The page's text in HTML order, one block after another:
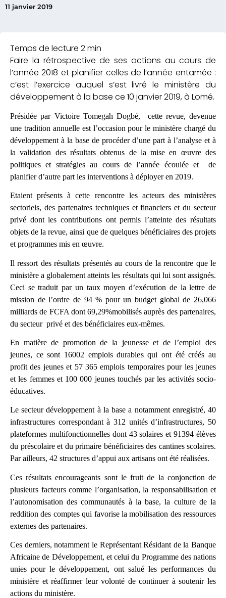
11 janvier 2019
Faire la rétrospective de ses actions au cours de
l’année 2018 et planifier celles de l’année entamée :
c’est l’exercice auquel s’est livré le ministère du
développement à la base ce 10 janvier 2019, à Lomé.
Présidée par Victoire Tomegah Dogbé, cette revue, devenue
une tradition annuelle est l’occasion pour le ministère chargé du
développement à la base de procéder d’une part à l’analyse et à
la validation des résultats obtenus de la mise en œuvre des
politiques et stratégies au cours de l’année écoulée et de
planifier d’autre part les interventions à déployer en 2019.
Etaient présents à cette rencontre les acteurs des ministères
sectoriels, des partenaires techniques et financiers et du secteur
privé dont les contributions ont permis l’atteinte des résultats
objets de la revue, ainsi que de quelques bénéficiaires des projets
et programmes mis en œuvre.
Il ressort des résultats présentés au cours de la rencontre que le
ministère a globalement atteints les résultats qui lui sont assignés.
Ceci se traduit par un taux moyen d’exécution de la lettre de
mission de l’ordre de 94 % pour un budget global de 26,066
milliards de FCFA dont 69,29%mobilisés auprès des partenaires,
du secteur privé et des bénéficiaires eux-mêmes.
En matière de promotion de la jeunesse et de l’emploi des
jeunes, ce sont 16002 emplois durables qui ont été créés au
profit des jeunes et 57 365 emplois temporaires pour les jeunes
et les femmes et 100 000 jeunes touchés par les activités socio-
éducatives.
Le secteur développement à la base a notamment enregistré, 40
infrastructures correspondant à 312 unités d’infrastructures, 50
plateformes multifonctionnelles dont 43 solaires et 91394 élèves
du préscolaire et du primaire bénéficiaires des cantines scolaires.
Par ailleurs, 42 structures d’appui aux artisans ont été réalisées.
Ces résultats encourageants sont le fruit de la conjonction de
plusieurs facteurs comme l’organisation, la responsabilisation et
l’autonomisation des communautés à la base, la culture de la
reddition des comptes qui favorise la mobilisation des ressources
externes des partenaires.
Ces derniers, notamment le Représentant Résidant de la Banque
Africaine de Développement, et celui du Programme des nations
unies pour le développement, ont salué les performances du
ministère et réaffirmer leur volonté de continuer à soutenir les
actions du ministère.